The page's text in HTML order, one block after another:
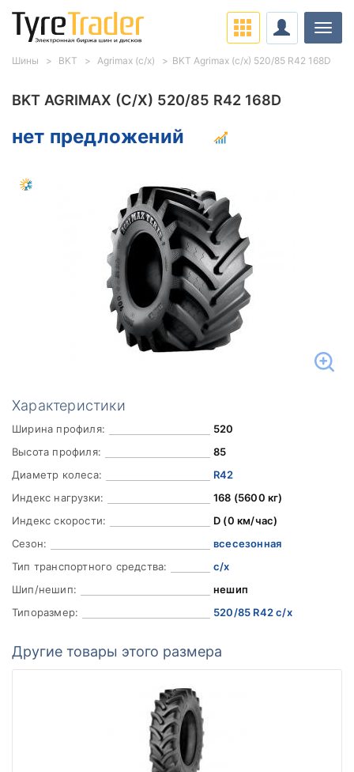
BKT AGRIMAX (С/Х) 520/85 R42 168D
нет предложений
Характеристики
Ширина профиля:
520
Высота профиля:
85
Диаметр колеса:
R42
Индекс нагрузки:
168 (5600 кг)
Индекс скорости:
D (0 км/час)
Сезон:
всесезонная
Тип транспортного средства:
с/х
Шип/нешип:
нешип
Типоразмер:
520/85 R42 с/х
Другие товары этого размера
Шины BKT Agrimax (с/х) BKT Agrimax (с/х) 520/85 R42 168D